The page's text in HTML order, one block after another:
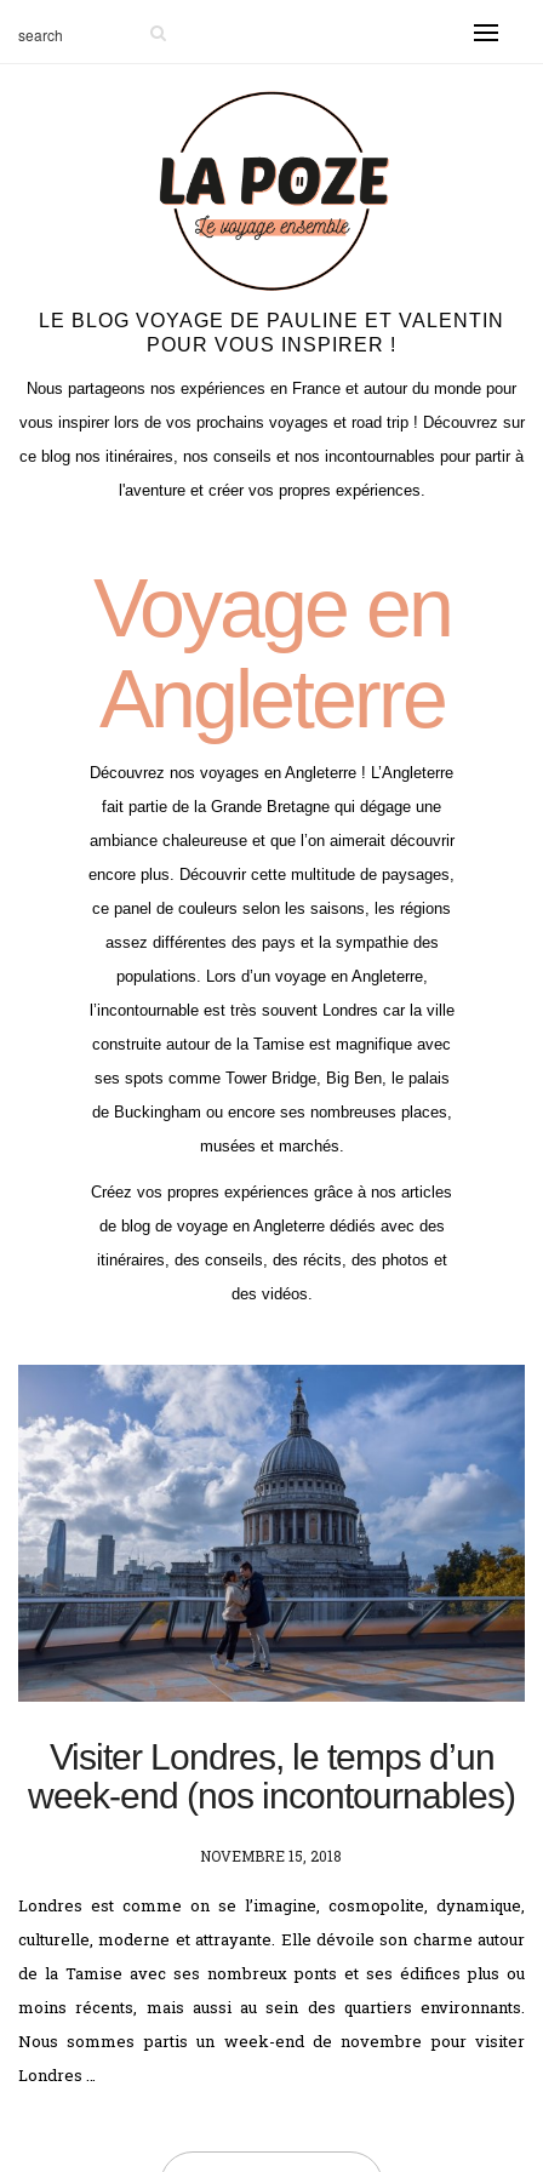
LE BLOG VOYAGE DE PAULINE ET VALENTIN
POUR VOUS INSPIRER !
Nous partageons nos expériences en France et autour du monde pour
vous inspirer lors de vos prochains voyages et road trip ! Découvrez sur
ce blog nos itinéraires, nos conseils et nos incontournables pour partir à
l'aventure et créer vos propres expériences.
Voyage en
Angleterre
Découvrez nos voyages en Angleterre ! L’Angleterre
fait partie de la Grande Bretagne qui dégage une
ambiance chaleureuse et que l’on aimerait découvrir
encore plus. Découvrir cette multitude de paysages,
ce panel de couleurs selon les saisons, les régions
assez différentes des pays et la sympathie des
populations. Lors d’un voyage en Angleterre,
l’incontournable est très souvent Londres car la ville
construite autour de la Tamise est magnifique avec
ses spots comme Tower Bridge, Big Ben, le palais
de Buckingham ou encore ses nombreuses places,
musées et marchés.
Créez vos propres expériences grâce à nos articles
de blog de voyage en Angleterre dédiés avec des
itinéraires, des conseils, des récits, des photos et
des vidéos.
Visiter Londres, le temps d’un
week-end (nos incontournables)
POSTED
NOVEMBRE 15, 2018
Londres est comme on se l’imagine, cosmopolite, dynamique,
culturelle, moderne et attrayante. Elle dévoile son charme autour
de la Tamise avec ses nombreux ponts et ses édifices plus ou
moins récents, mais aussi au sein des quartiers environnants.
Nous sommes partis un week-end de novembre pour visiter
Londres …